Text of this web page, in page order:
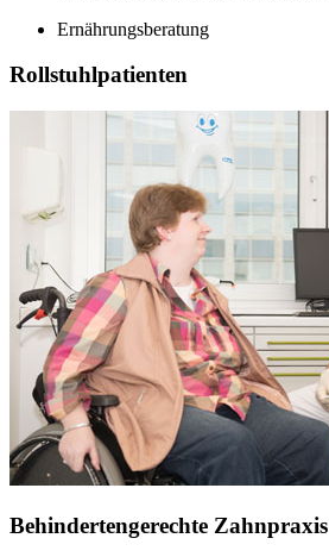
Ernährungsberatung
Rollstuhlpatienten
Behindertengerechte Zahnpraxis